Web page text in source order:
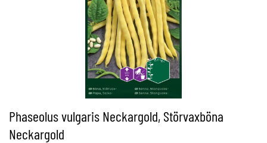
Phaseolus vulgaris Neckargold, Störvaxböna
Neckargold